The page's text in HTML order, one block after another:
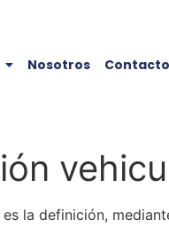
Nosotros Contacto
es la definición,